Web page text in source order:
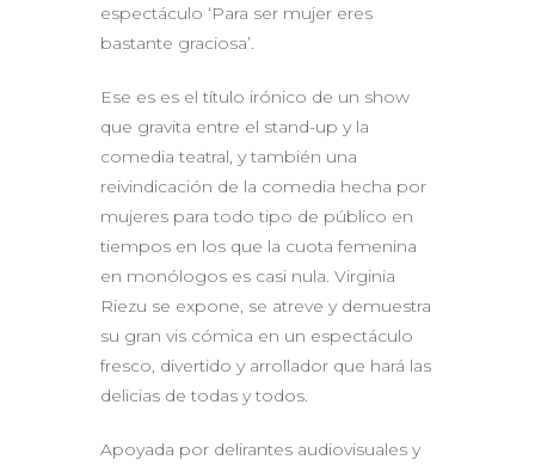
espectáculo ‘Para ser mujer eres
bastante graciosa’.
Ese es es el título irónico de un show
que gravita entre el stand-up y la
comedia teatral, y también una
reivindicación de la comedia hecha por
mujeres para todo tipo de público en
tiempos en los que la cuota femenina
en monólogos es casi nula. Virginia
Riezu se expone, se atreve y demuestra
su gran vis cómica en un espectáculo
fresco, divertido y arrollador que hará las
delicias de todas y todos.
Apoyada por delirantes audiovisuales y